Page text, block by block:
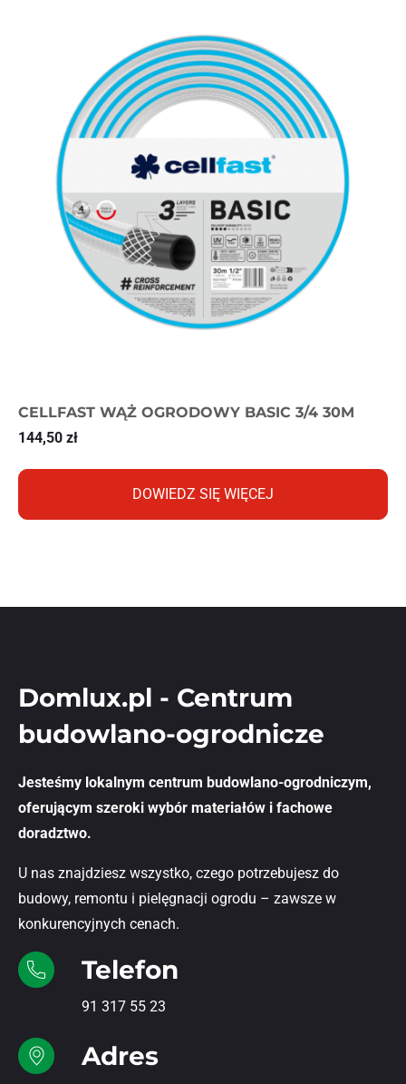
CELLFAST WĄŻ OGRODOWY BASIC 3/4 30M
144,50 zł
DOWIEDZ SIĘ WIĘCEJ
Domlux.pl - Centrum
budowlano-ogrodnicze
Jesteśmy lokalnym centrum budowlano-ogrodniczym,
oferującym szeroki wybór materiałów i fachowe
doradztwo.
U nas znajdziesz wszystko, czego potrzebujesz do
budowy, remontu i pielęgnacji ogrodu – zawsze w
konkurencyjnych cenach.
Telefon
91 317 55 23
Adres